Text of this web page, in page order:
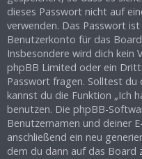
dieses Passwort nicht auf
verwenden. Das Passwort
Benutzerkonto für das
Insbesondere wird dich kein
phpBB Limited oder ein
Passwort fragen. Solltest du
kannst du die Funktion „Ich
benutzen. Die phpBB-
Benutzernamen und deiner
anschließend ein neu
dem du dann auf das Board